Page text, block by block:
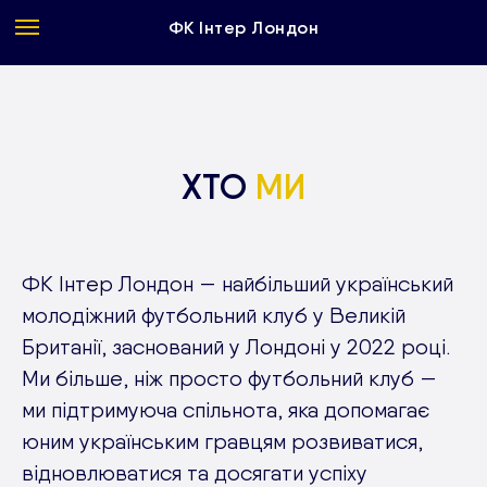
ФК Інтер Лондон
ХТО МИ
ФК Інтер Лондон — найбільший український
молодіжний футбольний клуб у Великій
Британії, заснований у Лондоні у 2022 році.
Ми більше, ніж просто футбольний клуб —
ми підтримуюча спільнота, яка допомагає
юним українським гравцям розвиватися,
відновлюватися та досягати успіху